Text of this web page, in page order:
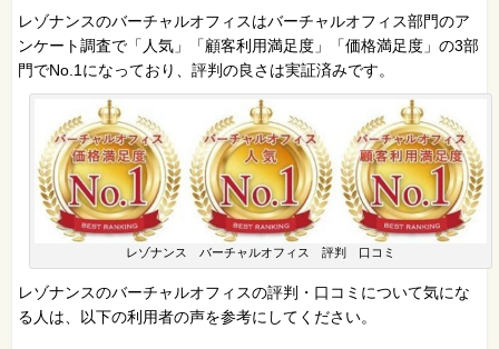
レゾナンスのバーチャルオフィスはバーチャルオフィス部門のア
ンケート調査で「人気」「顧客利用満足度」「価格満足度」の3部
門でNo.1になっており、評判の良さは実証済みです。
レゾナンス バーチャルオフィス 評判 口コミ
レゾナンスのバーチャルオフィスの評判・口コミについて気にな
る人は、以下の利用者の声を参考にしてください。